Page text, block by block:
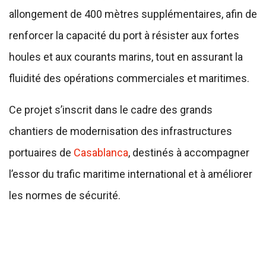
allongement de 400 mètres supplémentaires, afin de
renforcer la capacité du port à résister aux fortes
houles et aux courants marins, tout en assurant la
fluidité des opérations commerciales et maritimes.
Ce projet s’inscrit dans le cadre des grands
chantiers de modernisation des infrastructures
portuaires de Casablanca, destinés à accompagner
l’essor du trafic maritime international et à améliorer
les normes de sécurité.